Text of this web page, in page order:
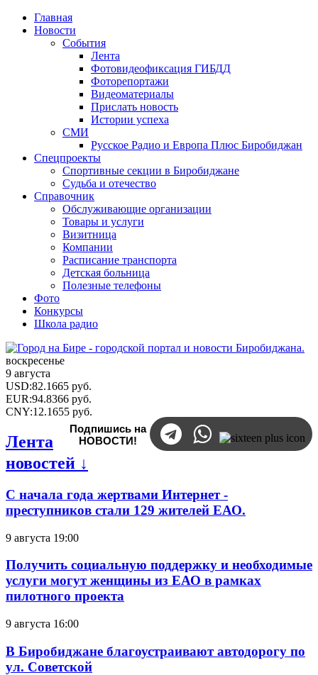
Главная
Новости
События
Лента
Фотовидеофиксация ГИБДД
Фоторепортажи
Видеоматериалы
Прислать новость
Истории успеха
СМИ
Русское Радио и Европа Плюс Биробиджан
Спецпроекты
Спортивные секции в Биробиджане
Судьба и отечество
Справочник
Обслуживающие организации
Товары и услуги
Визитница
Компании
Расписание транспорта
Детская больница
Полезные телефоны
Фото
Конкурсы
Школа радио
воскресенье
9 августа
USD:82.1665 руб.
EUR:94.8366 руб.
CNY:12.1655 руб.
Подпишись на
НОВОСТИ!
Лента
новостей ↓
С начала года жертвами Интернет -
преступников стали 129 жителей ЕАО.
9 августа 19:00
Получить социальную поддержку и необходимые
услуги могут женщины из ЕАО в рамках
пилотного проекта
9 августа 16:00
В Биробиджане благоустраивают автодорогу по
ул. Советской